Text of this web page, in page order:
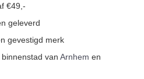
€49,-
geleverd
gevestigd merk
van Arnhem en